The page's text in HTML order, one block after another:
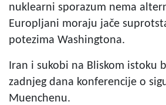
nuklearni sporazum nema
Europljani moraju jače
potezima Washingtona.
Iran i sukobi na Bliskom istoku
zadnjeg dana konferencije o
Muenchenu.